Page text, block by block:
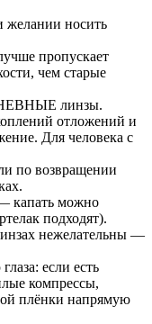
желании носить
пропускает
чем старые
линзы.
отложений и
Для человека с
по возвращении
— капать можно
подходят).
нежелательны —
если есть
компрессы,
плёнки напрямую